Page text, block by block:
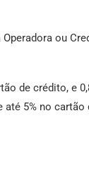
ou
de crédito, e
5% no cartão